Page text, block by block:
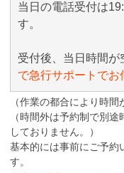
当日の電話受付は
す。
受付後、当日時間が
で急行サポートでお
（作業の都合により時間
（時間外は予約制で別
しておりません。）
基本的には事前にご予約
す。